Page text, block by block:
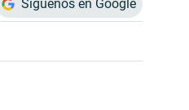
Síguenos en Google